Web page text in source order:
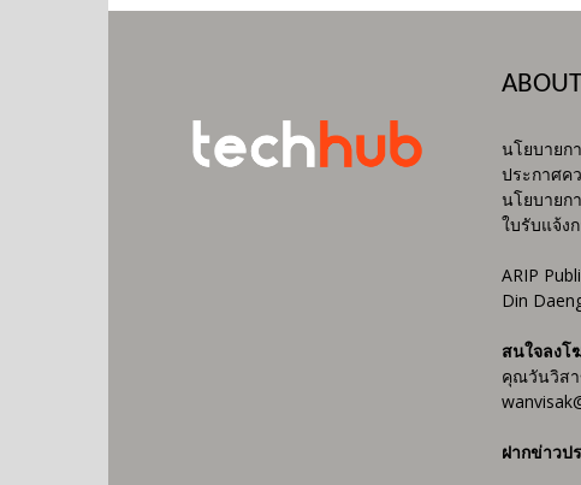
นโยบายก
ประกาศค
นโยบายก
ใบรับแจ้ง
ARIP
Din
สนใจลง
คุณวันวิสา
ฝากข่าวป